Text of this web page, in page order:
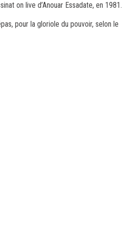
on live d’Anouar Essadate, en 1981.
pour la gloriole du pouvoir, selon le